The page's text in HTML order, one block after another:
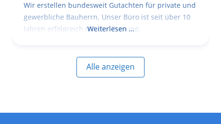
Wir erstellen bundesweit Gutachten für private und
gewerbliche Bauherrn. Unser Büro ist seit über 10
Jahren erfolgreich mit der Planung,
Weiterlesen …
Alle anzeigen